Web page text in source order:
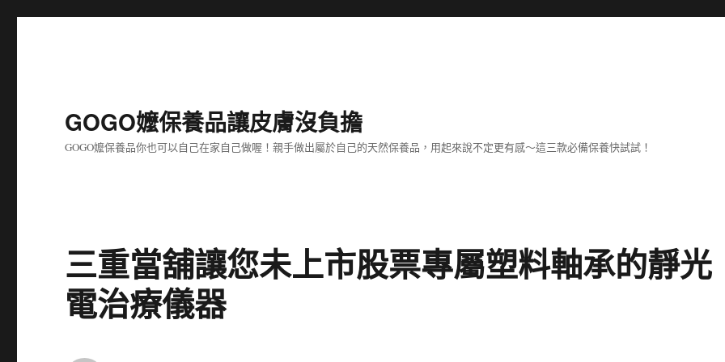
GOGO嬤保養品讓皮膚沒負擔
GOGO嬤保養品你也可以自己在家自己做喔！親手做出屬於自己的天然保養品，用起來說不定更有感～這三款必備保養快試試！
三重當舖讓您未上市股票專屬塑料軸承的靜光
電治療儀器